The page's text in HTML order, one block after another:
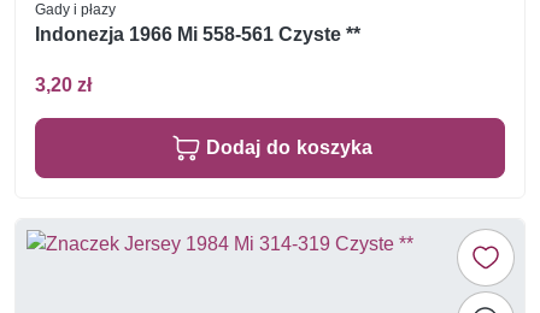
Gady i płazy
Indonezja 1966 Mi 558-561 Czyste **
3,20 zł
Dodaj do koszyka